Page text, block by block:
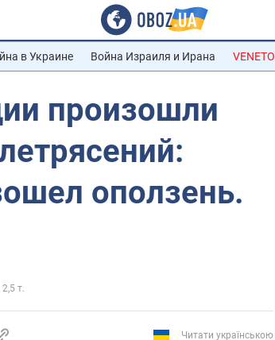
в Украине Война Израиля и Ирана VENETO
произошли
оползень.
2,5 т.
Читати українською